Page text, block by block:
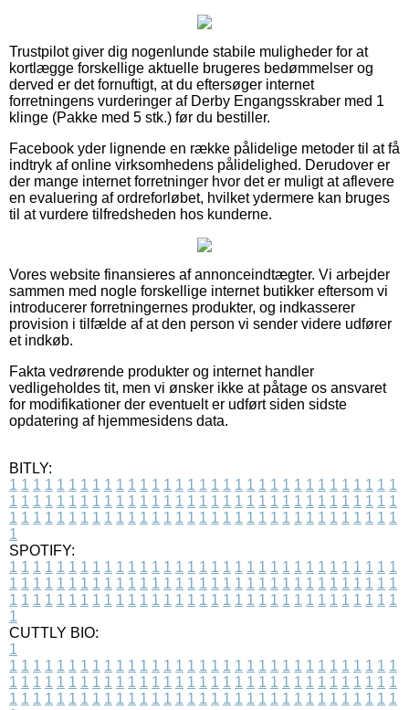
Trustpilot giver dig nogenlunde stabile muligheder for at
kortlægge forskellige aktuelle brugeres bedømmelser og
derved er det fornuftigt, at du eftersøger internet
forretningens vurderinger af Derby Engangsskraber med 1
klinge (Pakke med 5 stk.) før du bestiller.
Facebook yder lignende en række pålidelige metoder til at få
indtryk af online virksomhedens pålidelighed. Derudover er
der mange internet forretninger hvor det er muligt at aflevere
en evaluering af ordreforløbet, hvilket ydermere kan bruges
til at vurdere tilfredsheden hos kunderne.
Vores website finansieres af annonceindtægter. Vi arbejder
sammen med nogle forskellige internet butikker eftersom vi
introducerer forretningernes produkter, og indkasserer
provision i tilfælde af at den person vi sender videre udfører
et indkøb.
Fakta vedrørende produkter og internet handler
vedligeholdes tit, men vi ønsker ikke at påtage os ansvaret
for modifikationer der eventuelt er udført siden sidste
opdatering af hjemmesidens data.
BITLY:
1 1 1 1 1 1 1 1 1 1 1 1 1 1 1 1 1 1 1 1 1 1 1 1 1 1 1 1 1 1 1 1 1
1 1 1 1 1 1 1 1 1 1 1 1 1 1 1 1 1 1 1 1 1 1 1 1 1 1 1 1 1 1 1 1 1
1 1 1 1 1 1 1 1 1 1 1 1 1 1 1 1 1 1 1 1 1 1 1 1 1 1 1 1 1 1 1 1 1
1
SPOTIFY:
1 1 1 1 1 1 1 1 1 1 1 1 1 1 1 1 1 1 1 1 1 1 1 1 1 1 1 1 1 1 1 1 1
1 1 1 1 1 1 1 1 1 1 1 1 1 1 1 1 1 1 1 1 1 1 1 1 1 1 1 1 1 1 1 1 1
1 1 1 1 1 1 1 1 1 1 1 1 1 1 1 1 1 1 1 1 1 1 1 1 1 1 1 1 1 1 1 1 1
1
CUTTLY BIO:
1
1 1 1 1 1 1 1 1 1 1 1 1 1 1 1 1 1 1 1 1 1 1 1 1 1 1 1 1 1 1 1 1 1
1 1 1 1 1 1 1 1 1 1 1 1 1 1 1 1 1 1 1 1 1 1 1 1 1 1 1 1 1 1 1 1 1
1 1 1 1 1 1 1 1 1 1 1 1 1 1 1 1 1 1 1 1 1 1 1 1 1 1 1 1 1 1 1 1 1